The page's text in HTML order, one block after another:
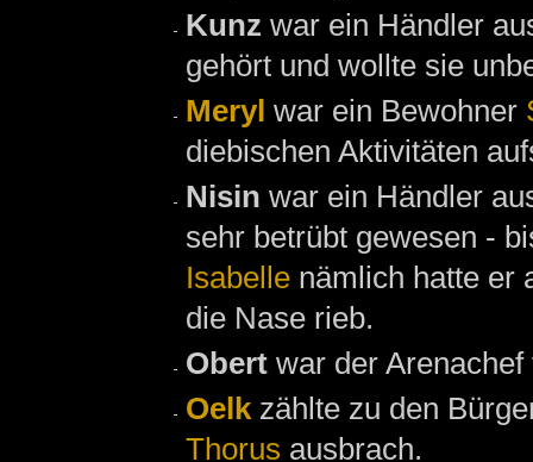
Kunz war ein Händler
gehört und wollte sie
Meryl war ein Bewohner
diebischen Aktivitäten
Nisin war ein Händler
sehr betrübt gewesen -
Isabelle nämlich hatte er
die Nase rieb.
Obert war der
Oelk zählte zu den
Thorus ausbrach.